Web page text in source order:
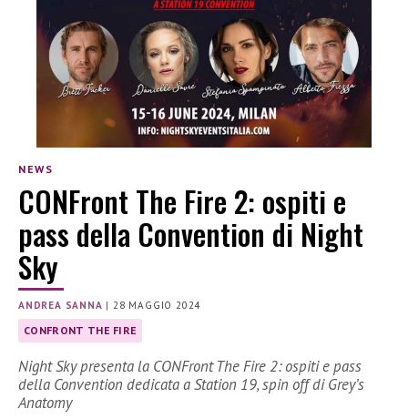
NEWS
CONFront The Fire 2: ospiti e
pass della Convention di Night
Sky
ANDREA SANNA | 28 MAGGIO 2024
CONFRONT THE FIRE
Night Sky presenta la CONFront The Fire 2: ospiti e pass
della Convention dedicata a Station 19, spin off di Grey’s
Anatomy